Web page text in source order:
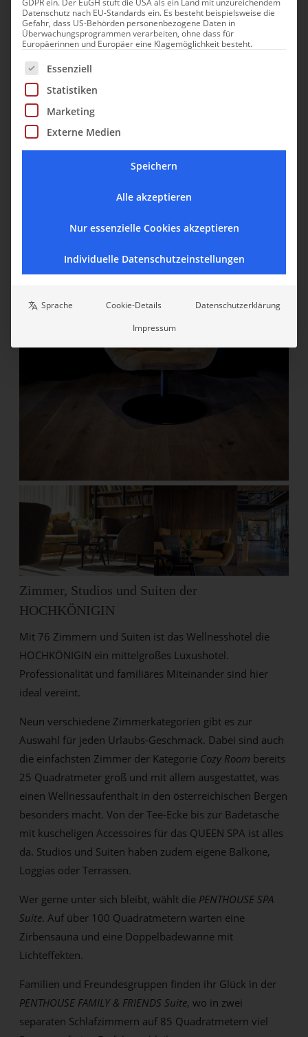
Zimmer, Studios und Suiten der
HOCHKÖNIGIN
Mit 76 Zimmern und Suiten ist das Wellnesshotel die
HOCHKÖNIGIN ein mittelgroßes Luxushotel.
Professionalität und familiäres Miteinander sind hier
ideal vereint.
Neun verschiedene Zimmerkategorien gibt es zur
Auswahl für jeden Urlaubs-Geschmack. Dabei sind auch
die einfachsten Zimmer der Kategorie Cozy Room bereits
25 Quadratmeter groß und mit allem ausgestattet, was
einen Wellnessaufenthalt in den österreichischen Bergen
besonders macht. Von der Tee-Ecke bis zur Badetasche
mit kuscheligen Accessoires für das QUEEN SPA ist alles
da. Studios und Suiten haben zudem eigene Balkone,
Loggias oder Terrassen.
Wer gerne unter sich bleibt, wählt die PENTHOUSE SPA
Suite. Auf über 100 Quadratmetern warten eine
Zirbensauna und eine Doppelbadewanne mit
Lichteffekten.
Familien und Freundesgruppen finden ihr Glück in der
PENTHOUSE FAMILY & FRIENDS Suite, wo in zwei
separaten Schlafzimmern auf 85 Quadratmetern viel
Datenschutz nach EU-Standards ein. Es besteht beispielsweise die
Gefahr, dass US-Behörden personenbezogene Daten in
Überwachungsprogrammen verarbeiten, ohne dass für
Europäerinnen und Europäer eine Klagemöglichkeit besteht.
Es folgt eine Liste der Service-Gruppen, für die eine
Essenziell
Statistiken
Marketing
Externe Medien
Speichern
Alle akzeptieren
Nur essenzielle Cookies akzeptieren
Individuelle Datenschutzeinstellungen
Sprache Cookie-Details
Datenschutzerklärung
Impressum